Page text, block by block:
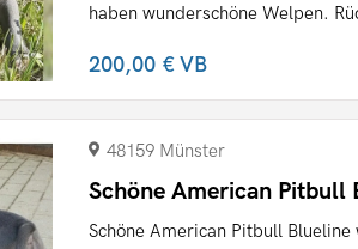
haben wunderschöne Welpen.
200,00 €VB
48159 Münster
Schöne American Pitbull
Schöne American Pitbull